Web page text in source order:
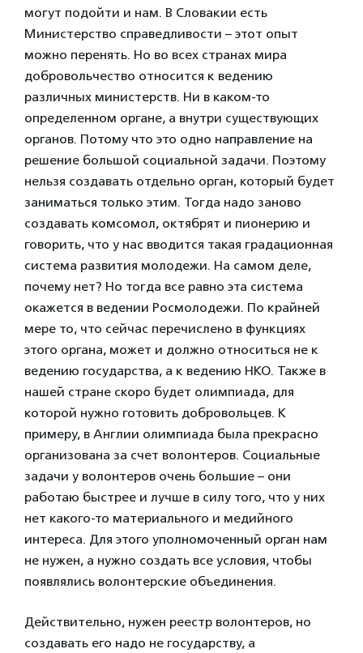
могут подойти и нам. В Словакии есть
Министерство справедливости – этот опыт
можно перенять. Но во всех странах мира
добровольчество относится к ведению
различных министерств. Ни в каком-то
определенном органе, а внутри существующих
органов. Потому что это одно направление на
решение большой социальной задачи. Поэтому
нельзя создавать отдельно орган, который будет
заниматься только этим. Тогда надо заново
создавать комсомол, октябрят и пионерию и
говорить, что у нас вводится такая градационная
система развития молодежи. На самом деле,
почему нет? Но тогда все равно эта система
окажется в ведении Росмолодежи. По крайней
мере то, что сейчас перечислено в функциях
этого органа, может и должно относиться не к
ведению государства, а к ведению НКО. Также в
нашей стране скоро будет олимпиада, для
которой нужно готовить добровольцев. К
примеру, в Англии олимпиада была прекрасно
организована за счет волонтеров. Социальные
задачи у волонтеров очень большие – они
работаю быстрее и лучше в силу того, что у них
нет какого-то материального и медийного
интереса. Для этого уполномоченный орган нам
не нужен, а нужно создать все условия, чтобы
появлялись волонтерские объединения.
Действительно, нужен реестр волонтеров, но
создавать его надо не государству, а